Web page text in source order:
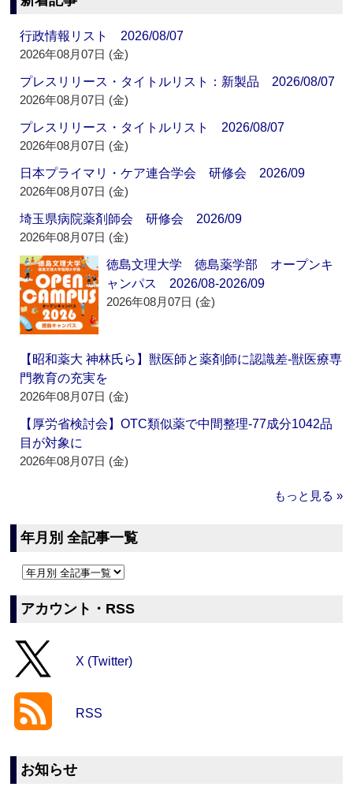
行政情報リスト 2026/08/07
2026年08月07日 (金)
プレスリリース・タイトルリスト：新製品 2026/08/07
2026年08月07日 (金)
プレスリリース・タイトルリスト 2026/08/07
2026年08月07日 (金)
日本プライマリ・ケア連合学会 研修会 2026/09
2026年08月07日 (金)
埼玉県病院薬剤師会 研修会 2026/09
2026年08月07日 (金)
徳島文理大学 徳島薬学部 オープンキ
ャンパス 2026/08-2026/09
2026年08月07日 (金)
【昭和薬大 神林氏ら】獣医師と薬剤師に認識差‐獣医療専
門教育の充実を
2026年08月07日 (金)
【厚労省検討会】OTC類似薬で中間整理‐77成分1042品
目が対象に
2026年08月07日 (金)
もっと見る »
年月別 全記事一覧
アカウント・RSS
X (Twitter)
RSS
お知らせ